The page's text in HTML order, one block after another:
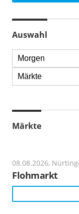
Auswahl
Morgen
Märkte
Märkte
08.08.2026,
Flohmarkt